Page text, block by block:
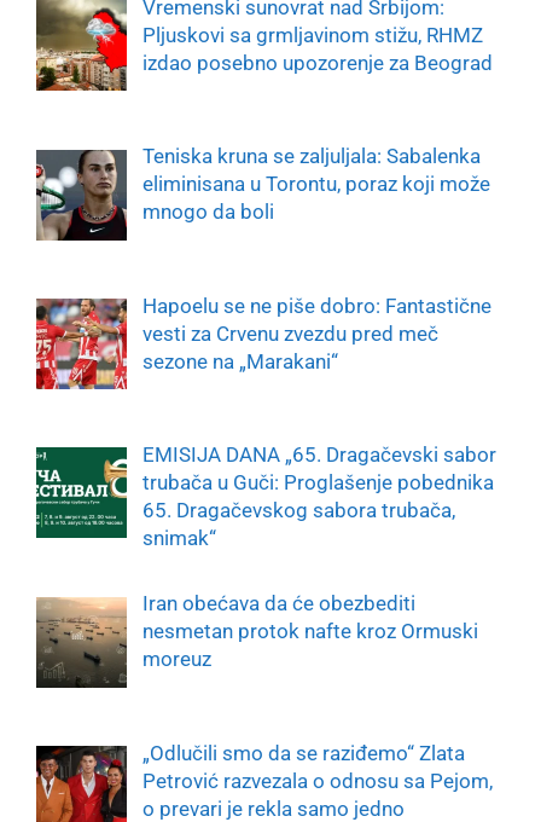
Vremenski sunovrat nad Srbijom:
Pljuskovi sa grmljavinom stižu, RHMZ
izdao posebno upozorenje za Beograd
Teniska kruna se zaljuljala: Sabalenka
eliminisana u Torontu, poraz koji može
mnogo da boli
Hapoelu se ne piše dobro: Fantastične
vesti za Crvenu zvezdu pred meč
sezone na „Marakani“
EMISIJA DANA „65. Dragačevski sabor
trubača u Guči: Proglašenje pobednika
65. Dragačevskog sabora trubača,
snimak“
Iran obećava da će obezbediti
nesmetan protok nafte kroz Ormuski
moreuz
„Odlučili smo da se raziđemo“ Zlata
Petrović razvezala o odnosu sa Pejom,
o prevari je rekla samo jedno